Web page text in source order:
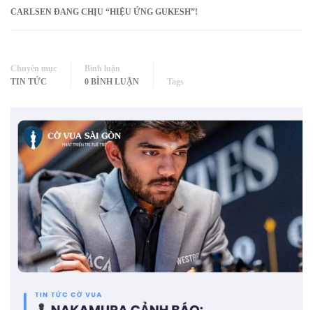
CARLSEN ĐANG CHỊU “HIỆU ỨNG GUKESH”!
Chuyên mục
TIN TỨC
Bình luận
0 BÌNH LUẬN
Tags